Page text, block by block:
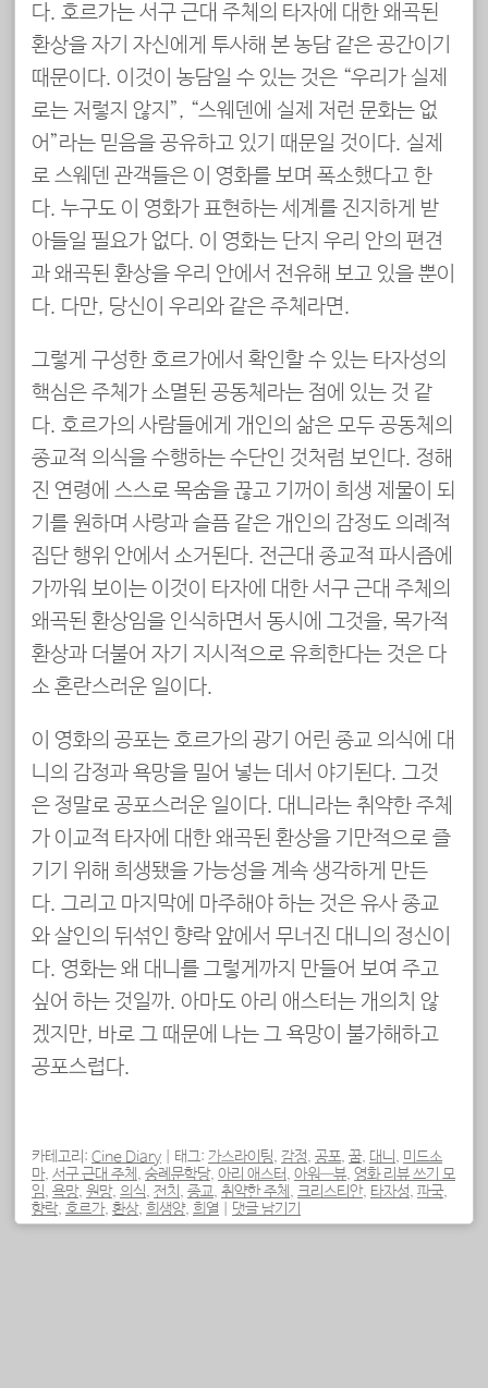
다. 호르가는 서구 근대 주체의 타자에 대한 왜곡된
환상을 자기 자신에게 투사해 본 농담 같은 공간이기
때문이다. 이것이 농담일 수 있는 것은 “우리가 실제
로는 저렇지 않지”, “스웨덴에 실제 저런 문화는 없
어”라는 믿음을 공유하고 있기 때문일 것이다. 실제
로 스웨덴 관객들은 이 영화를 보며 폭소했다고 한
다. 누구도 이 영화가 표현하는 세계를 진지하게 받
아들일 필요가 없다. 이 영화는 단지 우리 안의 편견
과 왜곡된 환상을 우리 안에서 전유해 보고 있을 뿐이
다. 다만, 당신이 우리와 같은 주체라면.
그렇게 구성한 호르가에서 확인할 수 있는 타자성의
핵심은 주체가 소멸된 공동체라는 점에 있는 것 같
다. 호르가의 사람들에게 개인의 삶은 모두 공동체의
종교적 의식을 수행하는 수단인 것처럼 보인다. 정해
진 연령에 스스로 목숨을 끊고 기꺼이 희생 제물이 되
기를 원하며 사랑과 슬픔 같은 개인의 감정도 의례적
집단 행위 안에서 소거된다. 전근대 종교적 파시즘에
가까워 보이는 이것이 타자에 대한 서구 근대 주체의
왜곡된 환상임을 인식하면서 동시에 그것을, 목가적
환상과 더불어 자기 지시적으로 유희한다는 것은 다
소 혼란스러운 일이다.
이 영화의 공포는 호르가의 광기 어린 종교 의식에 대
니의 감정과 욕망을 밀어 넣는 데서 야기된다. 그것
은 정말로 공포스러운 일이다. 대니라는 취약한 주체
가 이교적 타자에 대한 왜곡된 환상을 기만적으로 즐
기기 위해 희생됐을 가능성을 계속 생각하게 만든
다. 그리고 마지막에 마주해야 하는 것은 유사 종교
와 살인의 뒤섞인 향락 앞에서 무너진 대니의 정신이
다. 영화는 왜 대니를 그렇게까지 만들어 보여 주고
싶어 하는 것일까. 아마도 아리 애스터는 개의치 않
겠지만, 바로 그 때문에 나는 그 욕망이 불가해하고
공포스럽다.
카테고리: Cine Diary 태그: 가스라이팅, 감정, 공포, 꿈, 대니, 미드소
마, 서구 근대 주체 , 숭례문학당, 아리 애스터, 아워—뷰, 영화 리뷰 쓰기 모
임, 욕망, 원망, 의식, 전치 , 종교, 취약한 주체 , 크리스티안, 타자성, 파국,
향락, 호르가, 환상, 희생양, 희열 댓글 남기기